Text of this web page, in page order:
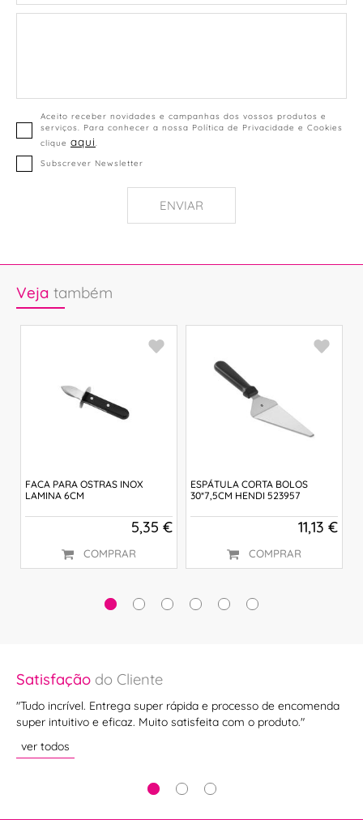
Aceito receber novidades e campanhas dos vossos produtos e
serviços. Para conhecer a nossa Política de Privacidade e Cookies
clique aqui.
Subscrever Newsletter
ENVIAR
Veja também
FACA PARA OSTRAS INOX
LAMINA 6CM
5,35 €
COMPRAR
ESPÁTULA CORTA BOLOS
30*7,5CM HENDI 523957
11,13 €
COMPRAR
Satisfação do Cliente
"Tudo incrível. Entrega super rápida e processo de encomenda
super intuitivo e eficaz. Muito satisfeita com o produto."
ver todos